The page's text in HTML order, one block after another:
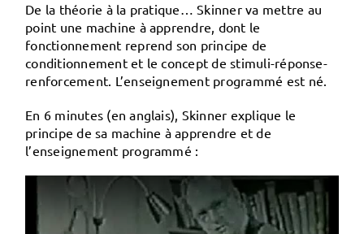
De la théorie à la pratique… Skinner va mettre au
point une machine à apprendre, dont le
fonctionnement reprend son principe de
conditionnement et le concept de stimuli-réponse-
renforcement. L’enseignement programmé est né.
En 6 minutes (en anglais), Skinner explique le
principe de sa machine à apprendre et de
l’enseignement programmé :